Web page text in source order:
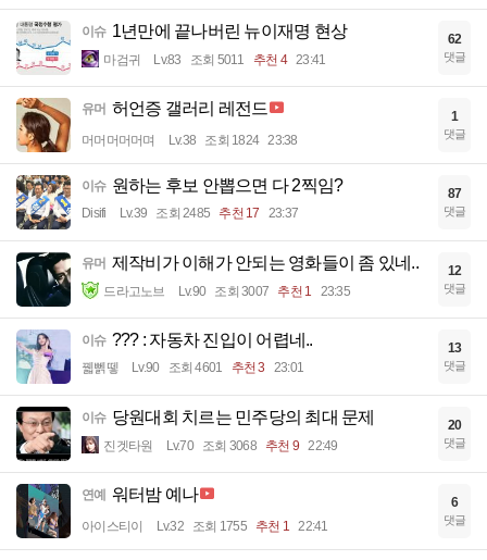
이슈 1년만에 끝나버린 뉴이재명 현상
마검귀 Lv.83 조회 5011 추천 4 23:41
62
댓글
유머 허언증 갤러리 레전드
머머머머머며 Lv.38 조회 1824 23:38
1
댓글
이슈 원하는 후보 안뽑으면 다 2찍임?
Disifi Lv.39 조회 2485 추천 17 23:37
87
댓글
유머 제작비가 이해가 안되는 영화들이 좀 있네..
드라고노브 Lv.90 조회 3007 추천 1 23:35
12
댓글
이슈 ??? : 자동차 진입이 어렵네..
꿻뻵뗗 Lv.90 조회 4601 추천 3 23:01
13
댓글
이슈 당원대회 치르는 민주당의 최대 문제
진겟타원 Lv.70 조회 3068 추천 9 22:49
20
댓글
연예 워터밤 예나
아이스티이 Lv.32 조회 1755 추천 1 22:41
6
댓글